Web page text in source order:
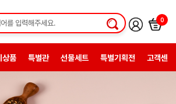
0
상품 특별관 선물세트 특별기획전 고객센터